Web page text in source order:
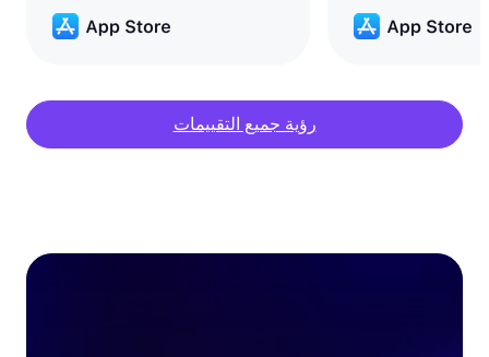
that you'll love this is if you're a
patient.
رؤية جميع التقييمات